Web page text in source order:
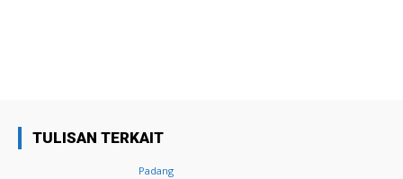
TULISAN TERKAIT
Padang